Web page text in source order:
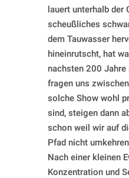
lauert unterhalb der
scheußliches
dem Tauwasser
hineinrutscht, hat
nachsten 200 Jahre
fragen uns
solche Show wohl
sind, steigen dann
schon weil wir auf
Pfad nicht
Nach einer kleinen
Konzentration und